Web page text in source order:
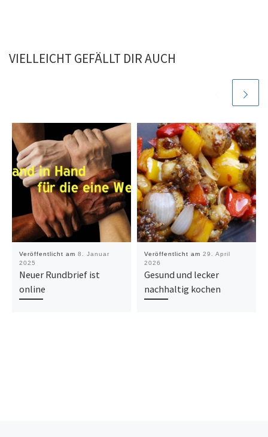
VIELLEICHT GEFÄLLT DIR AUCH
Veröffentlicht am 8. Januar
2025
Neuer Rundbrief ist
online
Veröffentlicht am 29. April
2026
Gesund und lecker
nachhaltig kochen